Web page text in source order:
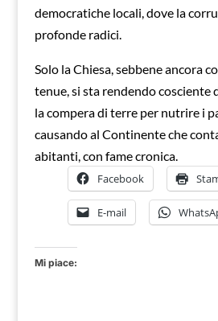
democratiche locali, dove la
profonde radici.
Solo la Chiesa, sebbene ancora
tenue, si sta rendendo cosciente
la compera di terre per nutrire i
causando al Continente che
abitanti, con fame cronica.
Facebook
E-mail
Mi piace: